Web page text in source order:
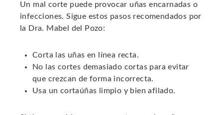
Un mal corte puede provocar uñas encarnadas o
infecciones. Sigue estos pasos recomendados por
la Dra. Mabel del Pozo:
Corta las uñas en línea recta.
No las cortes demasiado cortas para evitar
que crezcan de forma incorrecta.
Usa un cortaúñas limpio y bien afilado.